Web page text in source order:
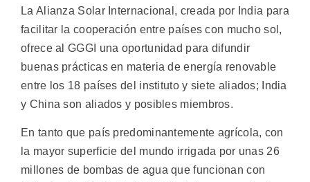
La Alianza Solar Internacional, creada por India para
facilitar la cooperación entre países con mucho sol,
ofrece al GGGI una oportunidad para difundir
buenas prácticas en materia de energía renovable
entre los 18 países del instituto y siete aliados; India
y China son aliados y posibles miembros.
En tanto que país predominantemente agrícola, con
la mayor superficie del mundo irrigada por unas 26
millones de bombas de agua que funcionan con